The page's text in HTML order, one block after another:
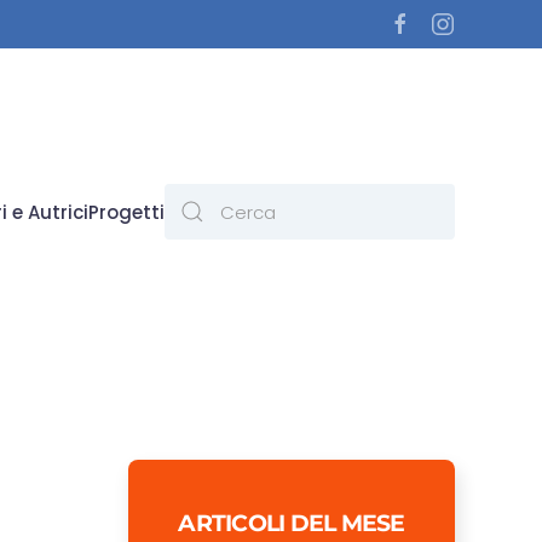
e AutriciProgetti
ARTICOLI DEL MESE